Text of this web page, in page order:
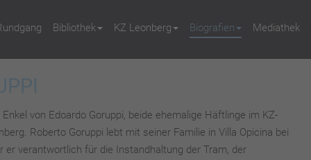
Bibliothek KZ Leonberg Biografien Mediathek
von Edoardo Goruppi, beide ehemalige Häftlinge im KZ-
Roberto Goruppi lebt mit seiner Familie in Villa Opicina bei
verantwortlich für die Instandhaltung der Tram, der